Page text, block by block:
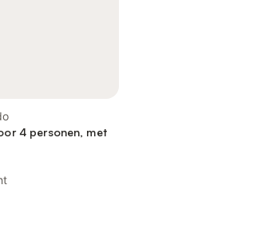
4 personen, met